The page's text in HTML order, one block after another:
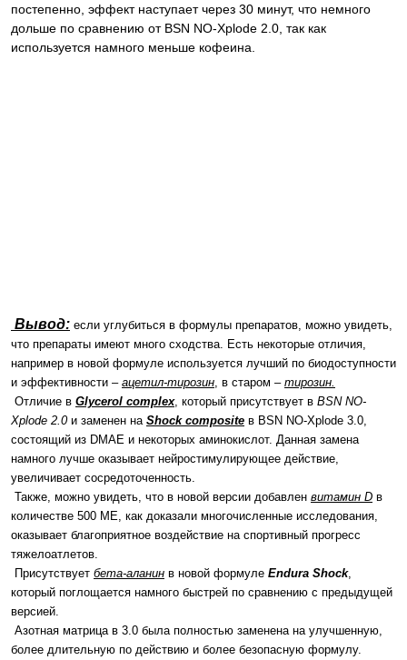
постепенно, эффект наступает через 30 минут, что немного
дольше по сравнению от BSN NO-Xplode 2.0, так как
используется намного меньше кофеина.
Вывод: если углубиться в формулы препаратов, можно увидеть,
что препараты имеют много сходства. Есть некоторые отличия,
например в новой формуле используется лучший по биодоступности
и эффективности – ацетил-тирозин , в старом – тирозин.
Отличие в Glycerol complex, который присутствует в BSN NO-
Xplode 2.0и заменен на Shock composite в BSN NO-Xplode 3.0,
состоящий из DMAE и некоторых аминокислот. Данная замена
намного лучше оказывает нейростимулирующее действие,
увеличивает сосредоточенность.
Также, можно увидеть, что в новой версии добавлен витамин D в
количестве 500 МЕ, как доказали многочисленные исследования,
оказывает благоприятное воздействие на спортивный прогресс
тяжелоатлетов.
Присутствует бета-аланин в новой формуле Endura Shock,
который поглощается намного быстрей по сравнению с предыдущей
версией.
Азотная матрица в 3.0 была полностью заменена на улучшенную,
более длительную по действию и более безопасную формулу.